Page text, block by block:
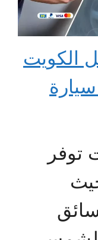
الكويت
سيارة
توفر